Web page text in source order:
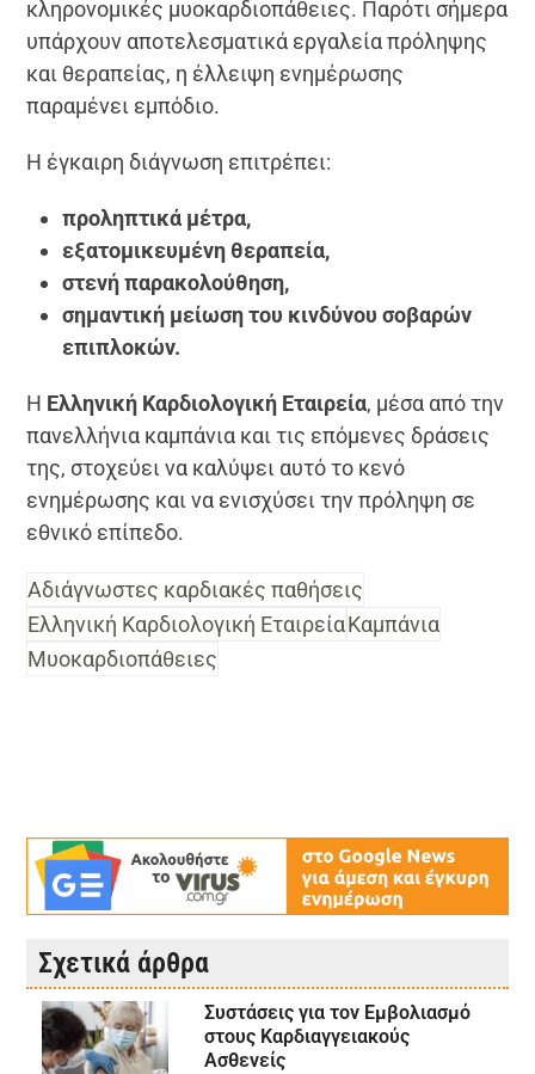
κληρονομικές μυοκαρδιοπάθειες. Παρότι σήμερα
υπάρχουν αποτελεσματικά εργαλεία πρόληψης
και θεραπείας, η έλλειψη ενημέρωσης
παραμένει εμπόδιο.
Η έγκαιρη διάγνωση επιτρέπει:
προληπτικά μέτρα,
εξατομικευμένη θεραπεία,
στενή παρακολούθηση,
σημαντική μείωση του κινδύνου σοβαρών
επιπλοκών.
Η Ελληνική Καρδιολογική Εταιρεία, μέσα από την
πανελλήνια καμπάνια και τις επόμενες δράσεις
της, στοχεύει να καλύψει αυτό το κενό
ενημέρωσης και να ενισχύσει την πρόληψη σε
εθνικό επίπεδο.
Αδιάγνωστες καρδιακές παθήσεις
Ελληνική Καρδιολογική ΕταιρείαΚαμπάνια
Μυοκαρδιοπάθειες
Σχετικά άρθρα
Συστάσεις για τον Εμβολιασμό
στους Καρδιαγγειακούς
Ασθενείς